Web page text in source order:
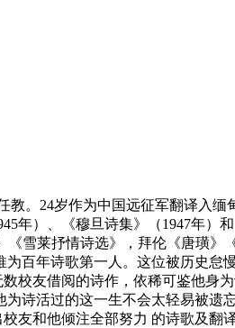
教。24岁作为中国远征军翻译入缅
年）、《穆旦诗集》（1947年）和
雪莱抒情诗选》，拜伦《唐璜》
百年诗歌第一人。这位被历史怠
校友借阅的诗作，依稀可鉴他身
诗活过的这一生不会太轻易被遗
友和他倾注全部努力 的诗歌及翻译